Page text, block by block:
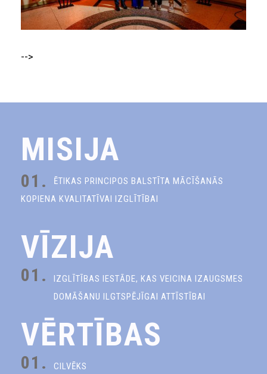
-->
MISIJA
01.
ĒTIKAS PRINCIPOS BALSTĪTA MĀCĪŠANĀS
KOPIENA KVALITATĪVAI IZGLĪTĪBAI
VĪZIJA
01.
IZGLĪTĪBAS IESTĀDE, KAS VEICINA IZAUGSMES
DOMĀŠANU ILGTSPĒJĪGAI ATTĪSTĪBAI
VĒRTĪBAS
01. CILVĒKS